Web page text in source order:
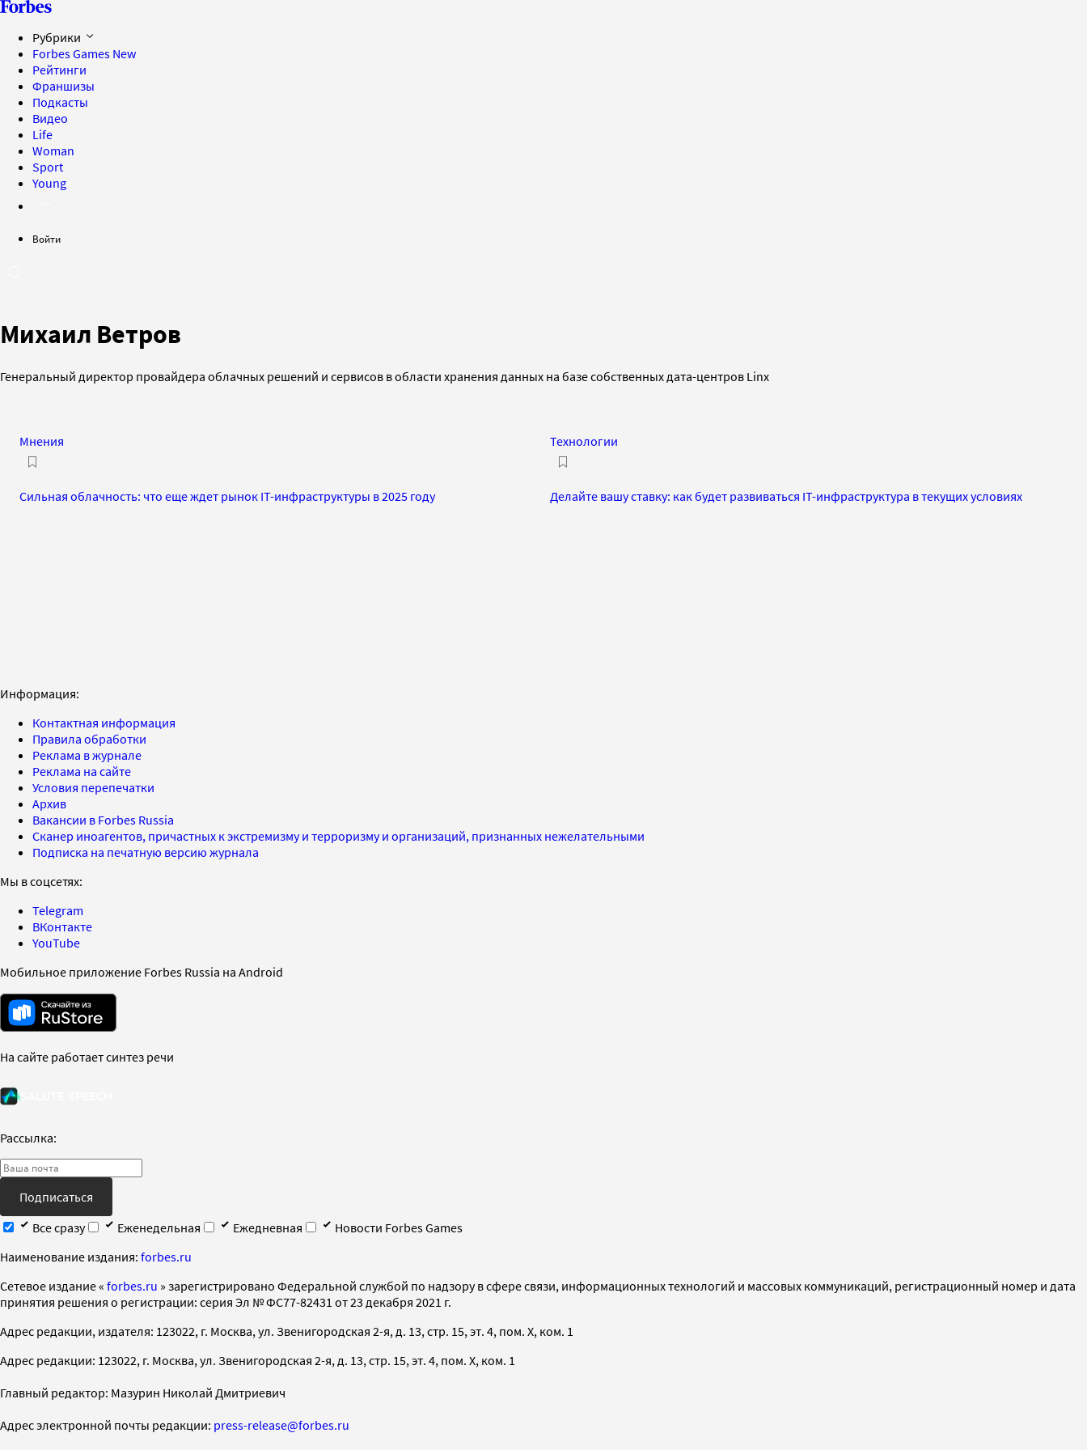
Рубрики
Forbes Games New
Рейтинги
Франшизы
Подкасты
Видео
Life
Woman
Sport
Young
Войти
Михаил Ветров
Генеральный директор провайдера облачных решений и сервисов в области хранения данных на базе собственных дата-центров Linx
Мнения
Сильная облачность: что еще ждет рынок IT-инфраструктуры в 2025 году
Технологии
Делайте вашу ставку: как будет развиваться IT-инфраструктура в текущих условиях
Информация:
Контактная информация
Правила обработки
Реклама в журнале
Реклама на сайте
Условия перепечатки
Архив
Вакансии в Forbes Russia
Сканер иноагентов, причастных к экстремизму и терроризму и организаций, признанных нежелательными
Подписка на печатную версию журнала
Мы в соцсетях:
Telegram
ВКонтакте
YouTube
Мобильное приложение Forbes Russia на Android
На сайте работает синтез речи
Рассылка:
Подписаться
Все сразу
Еженедельная Ежедневная
Новости Forbes Games
Наименование издания: forbes.ru
Cетевое издание « forbes.ru » зарегистрировано Федеральной службой по надзору в сфере связи, информационных технологий и массовых коммуникаций, регистрационный номер и дата
принятия решения о регистрации: серия Эл № ФС77-82431 от 23 декабря 2021 г.
Адрес редакции, издателя: 123022, г. Москва, ул. Звенигородская 2-я, д. 13, стр. 15, эт. 4, пом. X, ком. 1
Адрес редакции: 123022, г. Москва, ул. Звенигородская 2-я, д. 13, стр. 15, эт. 4, пом. X, ком. 1
Главный редактор: Мазурин Николай Дмитриевич
Адрес электронной почты редакции: press-release@forbes.ru